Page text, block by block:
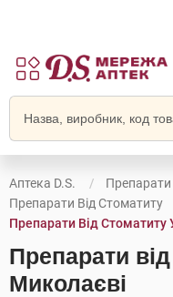
Аптека D.S.
Препарати
Препарати Від Стоматиту
Препарати Від Стоматиту
Препарати
Миколаєві